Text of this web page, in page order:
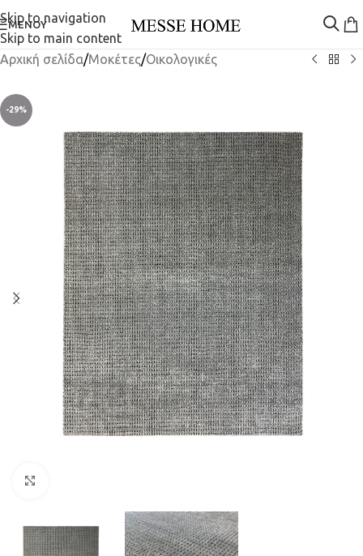
Skip to navigation
Skip to main content
ΜΕΝΟΎ
Αρχική σελίδα/Μοκέτες/Οικολογικές
-29%